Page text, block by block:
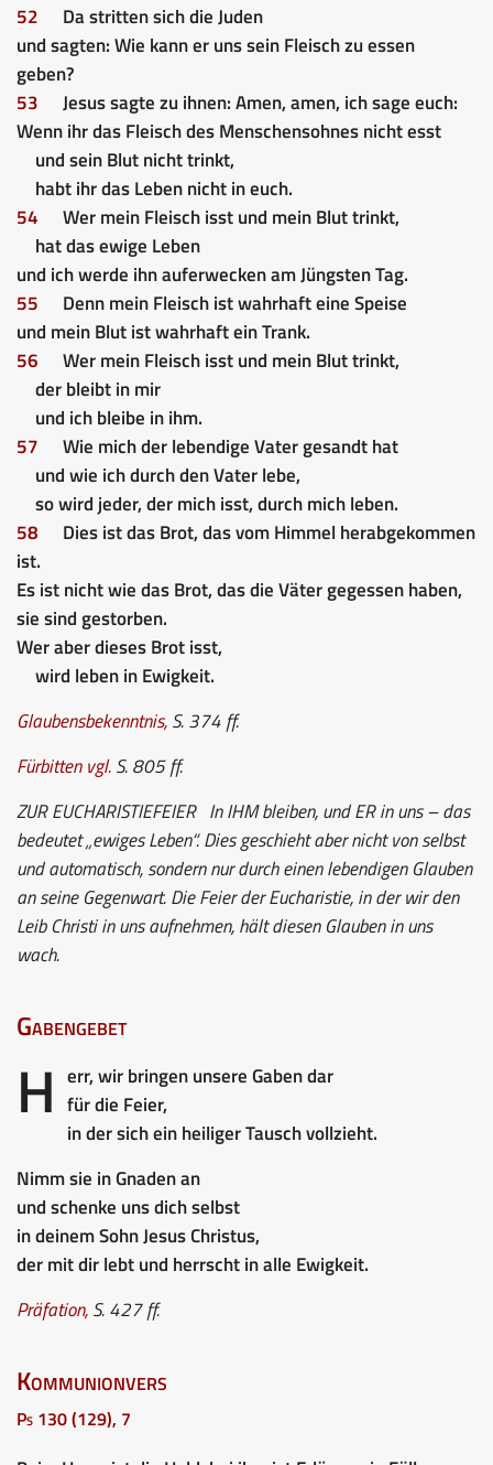
52
Da stritten sich die Juden
und sagten: Wie kann er uns sein Fleisch zu essen
geben?
53
Jesus sagte zu ihnen: Amen, amen, ich sage euch:
Wenn ihr das Fleisch des Menschensohnes nicht esst
und sein Blut nicht trinkt,
habt ihr das Leben nicht in euch.
54
Wer mein Fleisch isst und mein Blut trinkt,
hat das ewige Leben
und ich werde ihn auferwecken am Jüngsten Tag.
55
Denn mein Fleisch ist wahrhaft eine Speise
und mein Blut ist wahrhaft ein Trank.
56
Wer mein Fleisch isst und mein Blut trinkt,
der bleibt in mir
und ich bleibe in ihm.
57
Wie mich der lebendige Vater gesandt hat
und wie ich durch den Vater lebe,
so wird jeder, der mich isst, durch mich leben.
58
Dies ist das Brot, das vom Himmel herabgekommen
ist.
Es ist nicht wie das Brot, das die Väter gegessen haben,
sie sind gestorben.
Wer aber dieses Brot isst,
wird leben in Ewigkeit.
Glaubensbekenntnis,S. 374 ff.
Fürbittenvgl.S. 805 ff.
ZUR EUCHARISTIEFEIERIn IHM bleiben, und ER in uns – das
bedeutet „ewiges Leben“. Dies geschieht aber nicht von selbst
und automatisch, sondern nur durch einen lebendigen Glauben
an seine Gegenwart. Die Feier der Eucharistie, in der wir den
Leib Christi in uns aufnehmen, hält diesen Glauben in uns
wach.
Gabengebet
H err, wir bringen unsere Gaben dar
für die Feier,
in der sich ein heiliger Tausch vollzieht.
Nimm sie in Gnaden an
und schenke uns dich selbst
in deinem Sohn Jesus Christus,
der mit dir lebt und herrscht in alle Ewigkeit.
Präfation,S. 427 ff.
Kommunionvers
Ps 130 (129), 7